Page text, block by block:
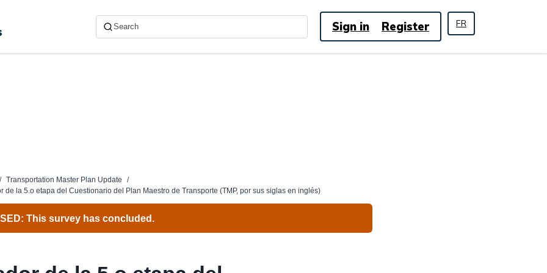
FR
Sign in Register
/ Transportation Master Plan Update
/
de la 5.o etapa del Cuestionario del Plan Maestro de Transporte (TMP, por sus siglas en inglés)
This survey has concluded.